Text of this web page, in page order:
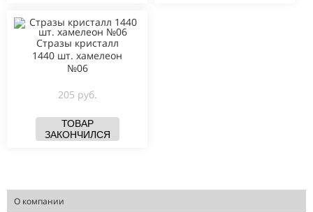
Стразы кристалл
1440 шт. хамелеон
№06
205 руб.
ТОВАР
ЗАКОНЧИЛСЯ
О компании